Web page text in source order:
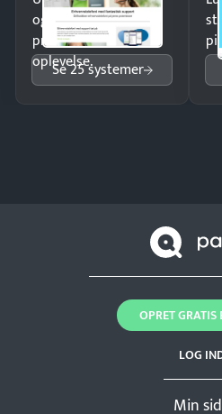
og giv kunderne en
professionel
oplevelse.
Se 25 systemer
Min
LOG
OPRET GRATIS